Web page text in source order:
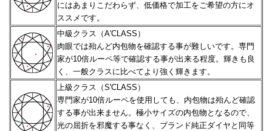
にはあまりこだわらず、低価格で加工をご希望の方にオ
ススメです。
中級クラス（A'CLASS）
肉眼では殆んど内包物を確認する事が難しいです。専門
家が10倍ルーペ等で確認する事が出来る程度。 輝きも良
く、一般クラスに比べてより強く輝きます。
上級クラス（S'CLASS）
専門家が10倍ルーペを使用しても、内包物は殆んど確認
する事が出来ません。極小サイズの内包物となるので、
光の屈折を邪魔する事なく、ブランド純正ダイヤと同等